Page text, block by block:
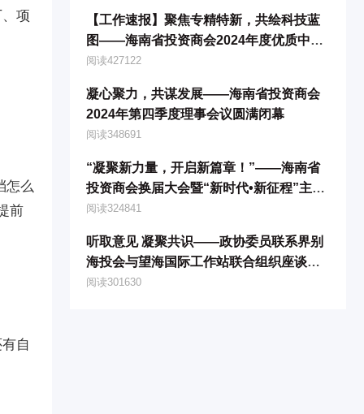
项
怎么
前
自
【工作速报】聚焦专精特新，共绘科技蓝
图——海南省投资商会2024年度优质中小
企业认定培训暨科技惠企政策宣贯会圆满
阅读427122
凝心聚力，共谋发展——海南省投资商会
2024年第四季度理事会议圆满闭幕
阅读348691
“凝聚新力量，开启新篇章！”——海南省
投资商会换届大会暨“新时代•新征程”主题
年会圆满落幕!
阅读324841
听取意见 凝聚共识——政协委员联系界别
海投会与望海国际工作站联合组织座谈交
流会
阅读301630